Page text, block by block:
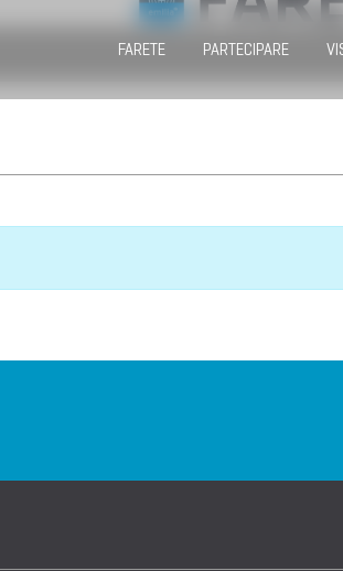
FARETE PARTECIPARE